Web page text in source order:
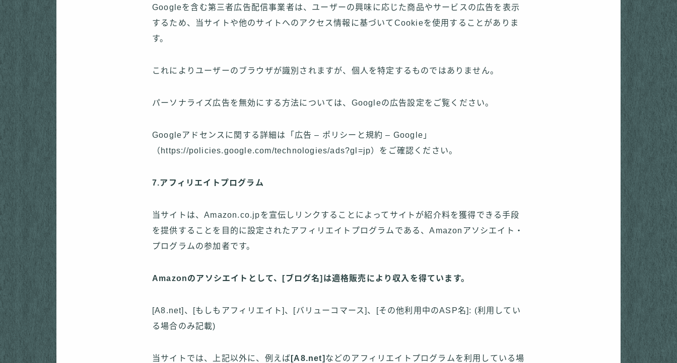
Googleを含む第三者広告配信事業者は、ユーザーの興味に応じた商品やサービスの広告を表示
するため、当サイトや他のサイトへのアクセス情報に基づいてCookieを使用することがありま
す。
これによりユーザーのブラウザが識別されますが、個人を特定するものではありません。
パーソナライズ広告を無効にする方法については、Googleの広告設定をご覧ください。
Googleアドセンスに関する詳細は「広告 – ポリシーと規約 – Google」
（https://policies.google.com/technologies/ads?gl=jp）をご確認ください。
7.アフィリエイトプログラム
当サイトは、Amazon.co.jpを宣伝しリンクすることによってサイトが紹介料を獲得できる手段
を提供することを目的に設定されたアフィリエイトプログラムである、Amazonアソシエイト・
プログラムの参加者です。
Amazonのアソシエイトとして、[ブログ名]は適格販売により収入を得ています。
[A8.net]、[もしもアフィリエイト]、[バリューコマース]、[その他利用中のASP名]: (利用してい
る場合のみ記載)
当サイトでは、上記以外に、例えば [A8.net] などのアフィリエイトプログラムを利用している場